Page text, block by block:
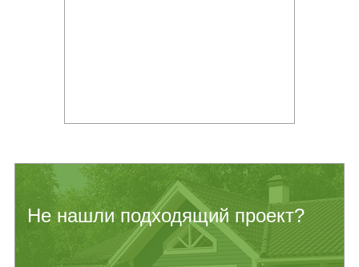
Не нашли подходящий проект?